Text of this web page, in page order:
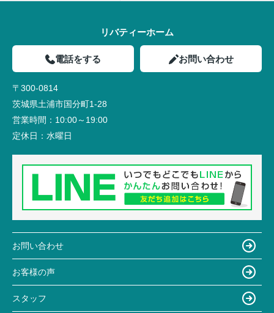
リバティーホーム
電話をする お問い合わせ
〒300-0814
茨城県土浦市国分町1-28
営業時間： 10:00～19:00
定休日： 水曜日
お問い合わせ
お客様の声
スタッフ